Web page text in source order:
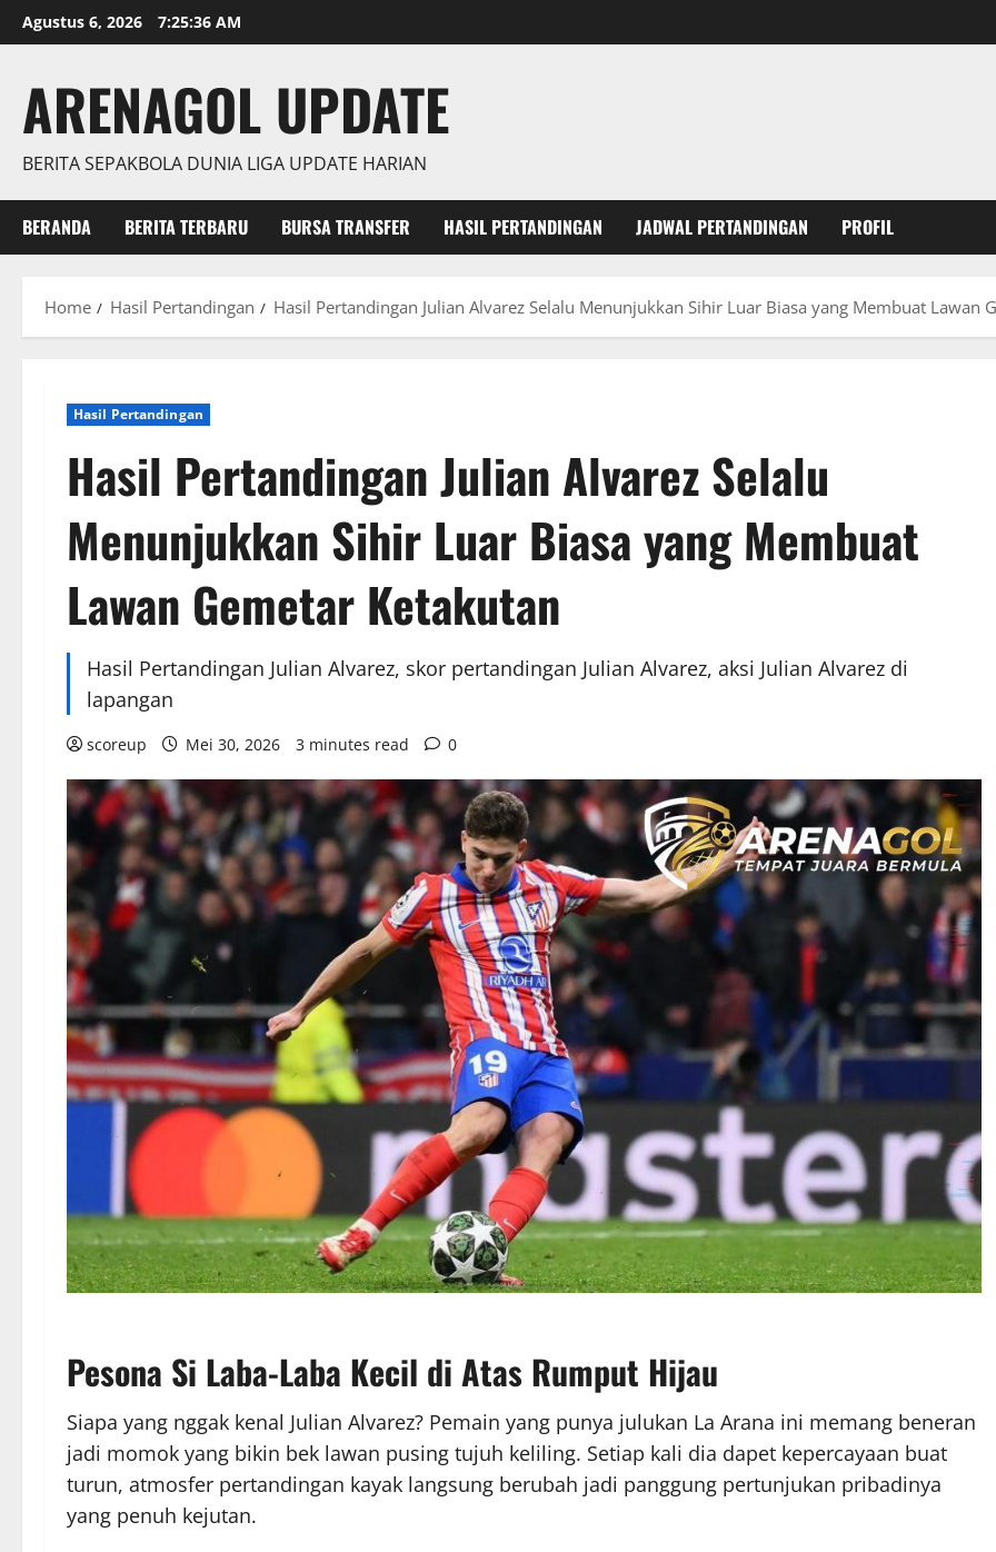
Skip
to
Agustus 6, 2026 7:25:37 AM
ARENAGOL UPDATE
BERITA SEPAKBOLA DUNIA LIGA UPDATE HARIAN
BERANDA BERITA TERBARU BURSA TRANSFER HASIL PERTANDINGAN JADWAL PERTANDINGAN PROFIL
Home Hasil Pertandingan Hasil Pertandingan Julian Alvarez Selalu Menunjukkan Sihir Luar Biasa yang Membuat Lawan
Hasil Pertandingan
Hasil Pertandingan Julian Alvarez Selalu
Menunjukkan Sihir Luar Biasa yang Membuat
Lawan Gemetar Ketakutan
Hasil Pertandingan Julian Alvarez, skor pertandingan Julian Alvarez, aksi Julian Alvarez di
lapangan
scoreup Mei 30, 2026 3 minutes read 0
Pesona Si Laba-Laba Kecil di Atas Rumput Hijau
Siapa yang nggak kenal Julian Alvarez? Pemain yang punya julukan La Arana ini memang beneran
jadi momok yang bikin bek lawan pusing tujuh keliling. Setiap kali dia dapet kepercayaan buat
turun, atmosfer pertandingan kayak langsung berubah jadi panggung pertunjukan pribadinya
yang penuh kejutan.